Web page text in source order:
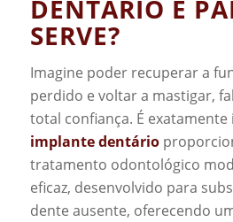
DENTÁRIO E
SERVE?
Imagine poder recuperar a
perdido e voltar a mastigar,
total confiança. É exatamente
implante dentário
tratamento odontológico
eficaz, desenvolvido para
dente ausente, oferecendo